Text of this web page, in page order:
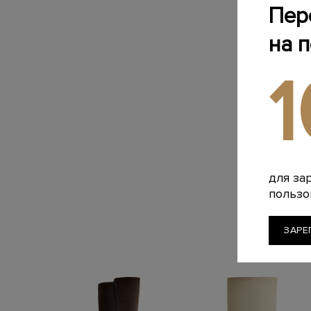
на
для